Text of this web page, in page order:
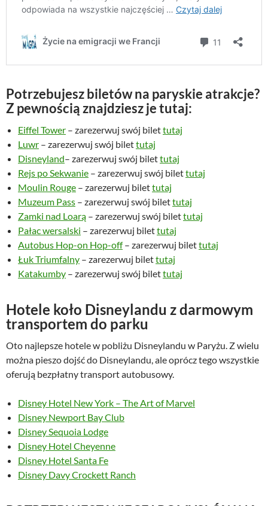
Potrzebujesz biletów na paryskie atrakcje?
Z pewnością znajdziesz je tutaj:
Eiffel Tower – zarezerwuj swój bilettutaj
Luwr – zarezerwuj swój bilettutaj
Disneyland– zarezerwuj swój bilettutaj
Rejs po Sekwanie – zarezerwuj swój bilettutaj
Moulin Rouge – zarezerwuj bilettutaj
Muzeum Pass – zarezerwuj swój bilettutaj
Zamki nad Loarą – zarezerwuj swój bilettutaj
Pałac wersalski – zarezerwuj bilettutaj
Autobus Hop-on Hop-off– zarezerwuj bilettutaj
Łuk Triumfalny – zarezerwuj bilettutaj
Katakumby – zarezerwuj swój bilettutaj
Hotele koło Disneylandu z darmowym
transportem do parku
Oto najlepsze hotele w pobliżu Disneylandu w Paryżu. Z wielu
można pieszo dojść do Disneylandu, ale oprócz tego wszystkie
oferują bezpłatny transport autobusowy.
Disney Hotel New York – The Art of Marvel
Disney Newport Bay Club
Disney Sequoia Lodge
Disney Hotel Cheyenne
Disney Hotel Santa Fe
Disney Davy Crockett Ranch